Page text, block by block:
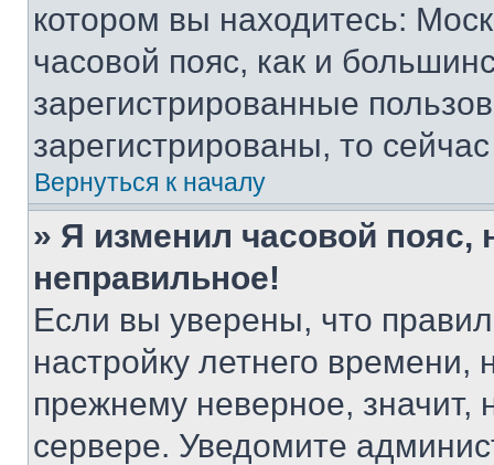
котором вы находитесь:
часовой пояс, как и
зарегистрированные
зарегистрированы, то
Вернуться к началу
» Я изменил часовой пояс,
неправильное!
Если вы уверены, что
настройку летнего
прежнему неверное, значит,
сервере. Уведомите